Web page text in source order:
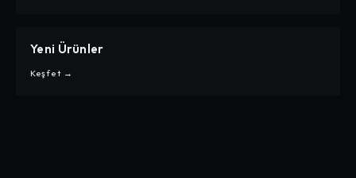
CARPE
YENI ÜRÜNLER
Yeni Ürünler
Keşfet →